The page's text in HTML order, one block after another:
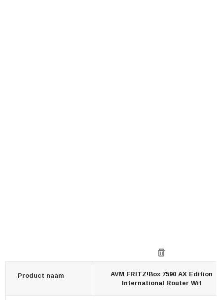
Product naam
AVM FRITZ!Box 7590 AX Edition
International Router Wit